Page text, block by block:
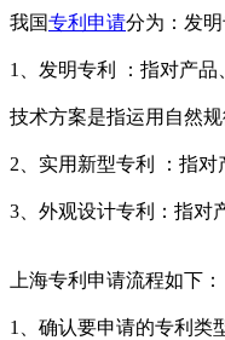
我国专利申请分为：发
1、发明专利 ：指对产品
技术方案是指运用自然
2、实用新型专利 ：指
3、外观设计专利：指对
上海专利申请流程如下：
1、确认要申请的专利类